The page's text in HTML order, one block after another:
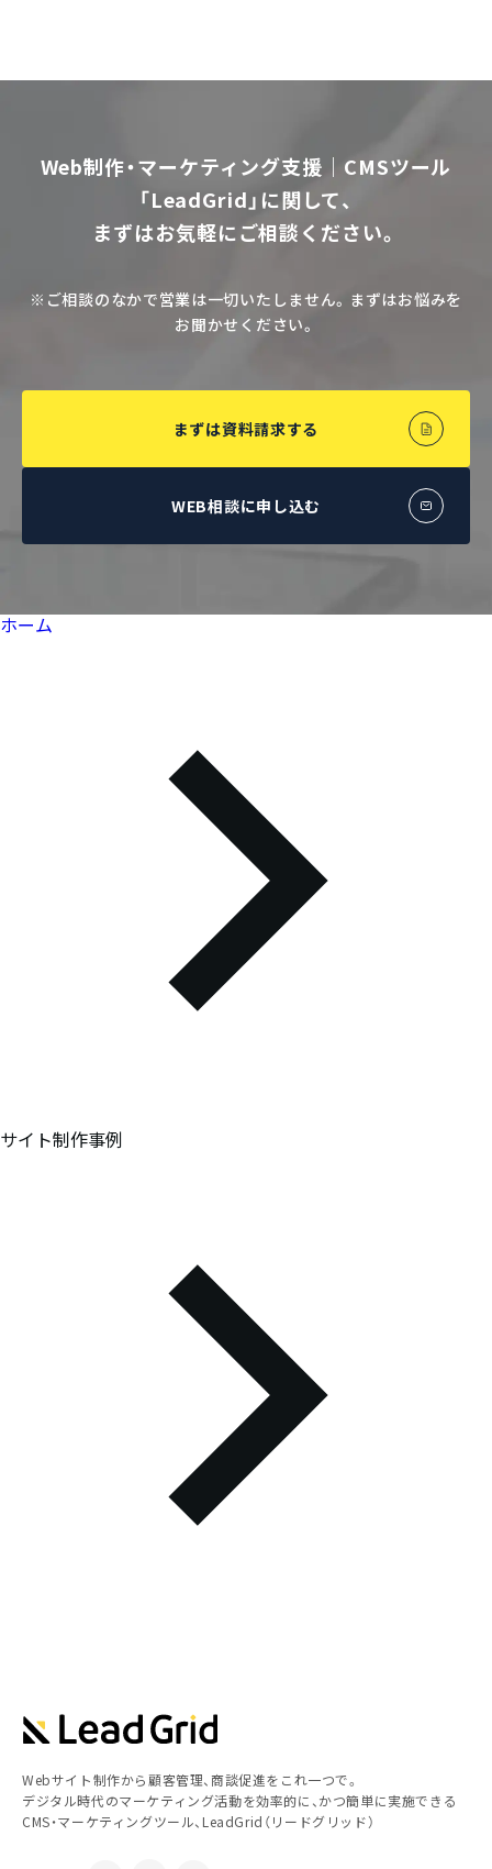
Web制作・マーケティング支援｜CMSツール
「LeadGrid」に関して、
まずはお気軽にご相談ください。
※ご相談のなかで営業は一切いたしません。まずはお悩みを
お聞かせください。
まずは資料請求する
WEB相談に申し込む
ホーム
サイト制作事例
Webサイト制作から顧客管理、商談促進をこれ一つで。
デジタル時代のマーケティング活動を効率的に、かつ簡単に実施できる
CMS・マーケティングツール、LeadGrid（リードグリッド）